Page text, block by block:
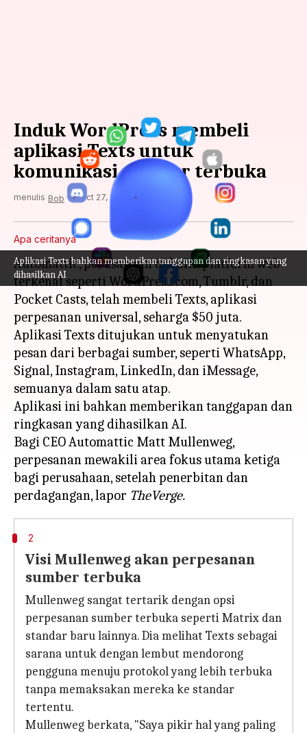
Aplikasi Texts bahkan memberikan tanggapan dan ringkasan yang
dihasilkan AI
Induk WordPress membeli
aplikasi Texts untuk
komunikasi sumber terbuka
menulis Bob Oct 27, 2023
Apa ceritanya
Automattic, perusahaan di balik platform web
terkenal seperti WordPress.com, Tumblr, dan
Pocket Casts, telah membeli Texts, aplikasi
perpesanan universal, seharga $50 juta.
Aplikasi Texts ditujukan untuk menyatukan
pesan dari berbagai sumber, seperti WhatsApp,
Signal, Instagram, LinkedIn, dan iMessage,
semuanya dalam satu atap.
Aplikasi ini bahkan memberikan tanggapan dan
ringkasan yang dihasilkan AI.
Bagi CEO Automattic Matt Mullenweg,
perpesanan mewakili area fokus utama ketiga
bagi perusahaan, setelah penerbitan dan
perdagangan, lapor TheVerge.
2
Visi Mullenweg akan perpesanan
sumber terbuka
Mullenweg sangat tertarik dengan opsi
perpesanan sumber terbuka seperti Matrix dan
standar baru lainnya. Dia melihat Texts sebagai
sarana untuk dengan lembut mendorong
pengguna menuju protokol yang lebih terbuka
tanpa memaksakan mereka ke standar
tertentu.
Mullenweg berkata, "Saya pikir hal yang paling